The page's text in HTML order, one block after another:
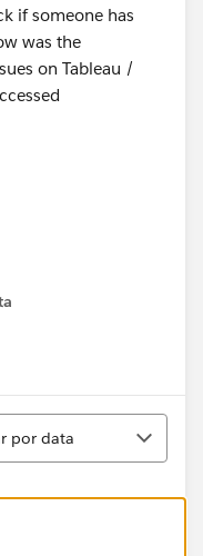
if someone has
was the
on Tableau /
por data